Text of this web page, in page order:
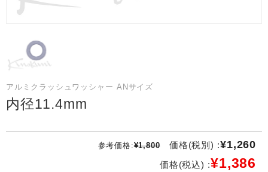
アルミクラッシュワッシャー ANサイズ
内径11.4mm
参考価格:¥1,800 価格(税別) :¥1,260
価格(税込) :¥1,386